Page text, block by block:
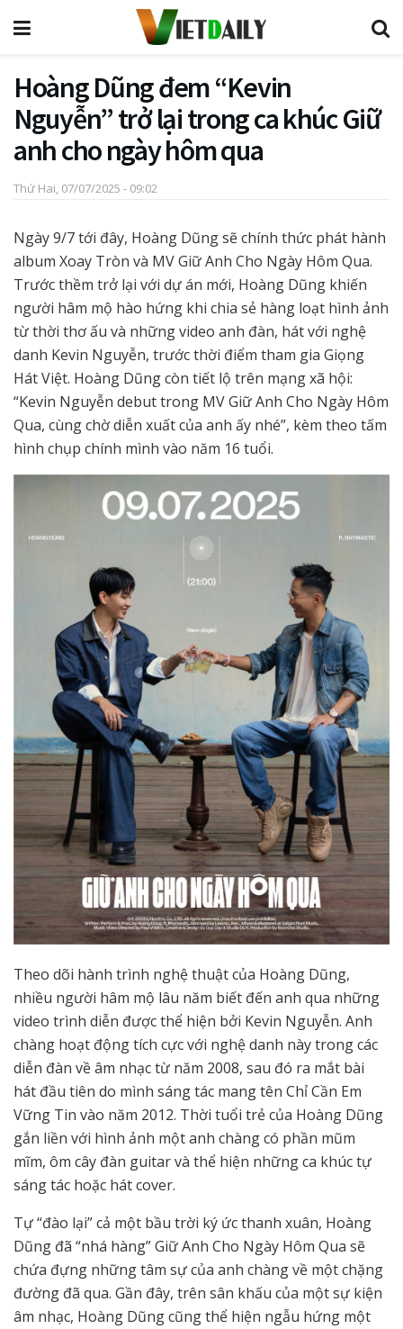
Hoàng Dũng đem “Kevin
Nguyễn” trở lại trong ca khúc Giữ
anh cho ngày hôm qua
Thứ Hai, 07/07/2025 - 09:02
Ngày 9/7 tới đây, Hoàng Dũng sẽ chính thức phát hành
album Xoay Tròn và MV Giữ Anh Cho Ngày Hôm Qua.
Trước thềm trở lại với dự án mới, Hoàng Dũng khiến
người hâm mộ hào hứng khi chia sẻ hàng loạt hình ảnh
từ thời thơ ấu và những video anh đàn, hát với nghệ
danh Kevin Nguyễn, trước thời điểm tham gia Giọng
Hát Việt. Hoàng Dũng còn tiết lộ trên mạng xã hội:
“Kevin Nguyễn debut trong MV Giữ Anh Cho Ngày Hôm
Qua, cùng chờ diễn xuất của anh ấy nhé”, kèm theo tấm
hình chụp chính mình vào năm 16 tuổi.
Theo dõi hành trình nghệ thuật của Hoàng Dũng,
nhiều người hâm mộ lâu năm biết đến anh qua những
video trình diễn được thể hiện bởi Kevin Nguyễn. Anh
chàng hoạt động tích cực với nghệ danh này trong các
diễn đàn về âm nhạc từ năm 2008, sau đó ra mắt bài
hát đầu tiên do mình sáng tác mang tên Chỉ Cần Em
Vững Tin vào năm 2012. Thời tuổi trẻ của Hoàng Dũng
gắn liền với hình ảnh một anh chàng có phần mũm
mĩm, ôm cây đàn guitar và thể hiện những ca khúc tự
sáng tác hoặc hát cover.
Tự “đào lại” cả một bầu trời ký ức thanh xuân, Hoàng
Dũng đã “nhá hàng” Giữ Anh Cho Ngày Hôm Qua sẽ
chứa đựng những tâm sự của anh chàng về một chặng
đường đã qua. Gần đây, trên sân khấu của một sự kiện
âm nhạc, Hoàng Dũng cũng thể hiện ngẫu hứng một